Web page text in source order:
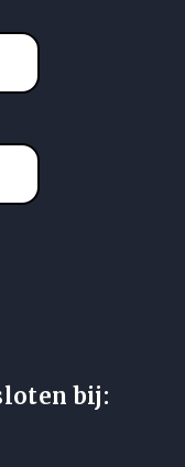
bij: